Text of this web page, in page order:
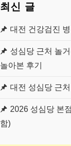
최신 글
대전 건강검진
성심당 근처 놀
놀아본 후기
대전 성심당 근
2026 성심당 본
함)